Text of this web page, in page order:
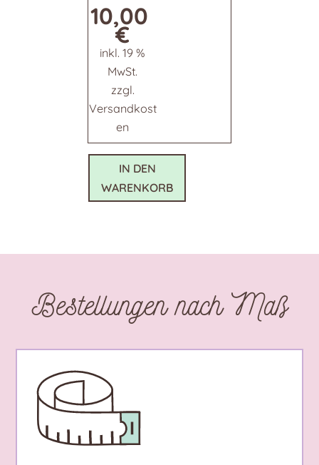
10,00
€
inkl. 19 %
MwSt.
zzgl.
Versandkost
en
IN DEN
WARENKORB
Bestellungen nach Maß